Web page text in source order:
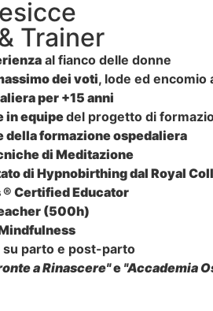
Trainer
al fianco delle donne
dei voti, lode ed encomio
per +15 anni
in equipedel progetto di
della formazione ospedaliera
di Meditazione
di Hypnobirthing dal Royal
® Certified Educator
(500h)
su parto e post-parto
a Rinascere"e "Accademia